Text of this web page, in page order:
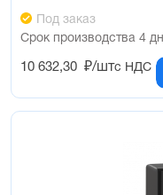
Под заказ
Срок производства 4
10 632,30 ₽/штс НДС